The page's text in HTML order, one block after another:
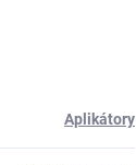
Aplikátory